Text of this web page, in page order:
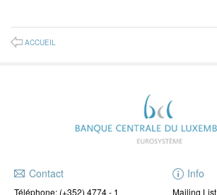
ACCUEIL
Contact
Téléphone: (+352) 4774 - 1
Info
Mailing List